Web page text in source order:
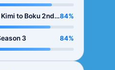
to Boku 2nd
84%
3 84%